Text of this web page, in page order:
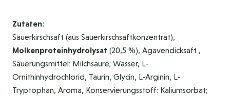
Zutaten:
Sauerkirschsaft (aus Sauerkirschsaftkonzentrat),
Molkenproteinhydrolysat (20,5 %), Agavendicksaft ,
Säuerungsmittel: Milchsäure; Wasser, L-
Ornithinhydrochlorid, Taurin, Glycin, L-Arginin, L-
Tryptophan, Aroma, Konservierungsstoff: Kaliumsorbat;